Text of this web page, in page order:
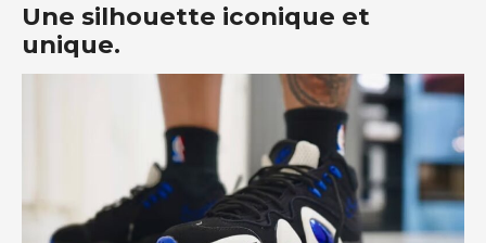
Une silhouette iconique et
unique.